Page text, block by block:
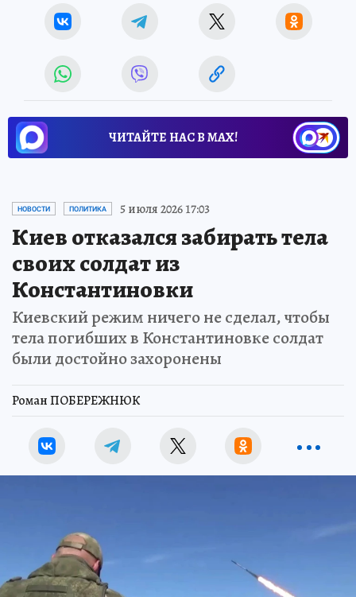
ЧИТАЙТЕ НАС В МАХ!
НОВОСТИ ПОЛИТИКА 5 июля 2026 17:03
Киев отказался забирать тела
своих солдат из
Константиновки
Киевский режим ничего не сделал, чтобы
тела погибших в Константиновке солдат
были достойно захоронены
Роман ПОБЕРЕЖНЮК